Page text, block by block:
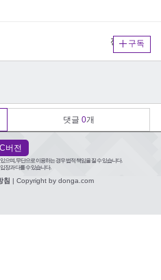
구독
전체보기
댓글 0개
버전
으며, 무단으로 이용하는 경우 법적 책임을 질 수 있습니다.
입장과 다를 수 있습니다.
침 | Copyright by donga.com